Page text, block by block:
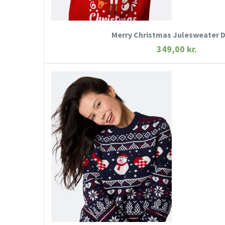
Merry Christmas Julesweater
349,00 kr.
HURTIGT KIG
SE MERE
KØB NU